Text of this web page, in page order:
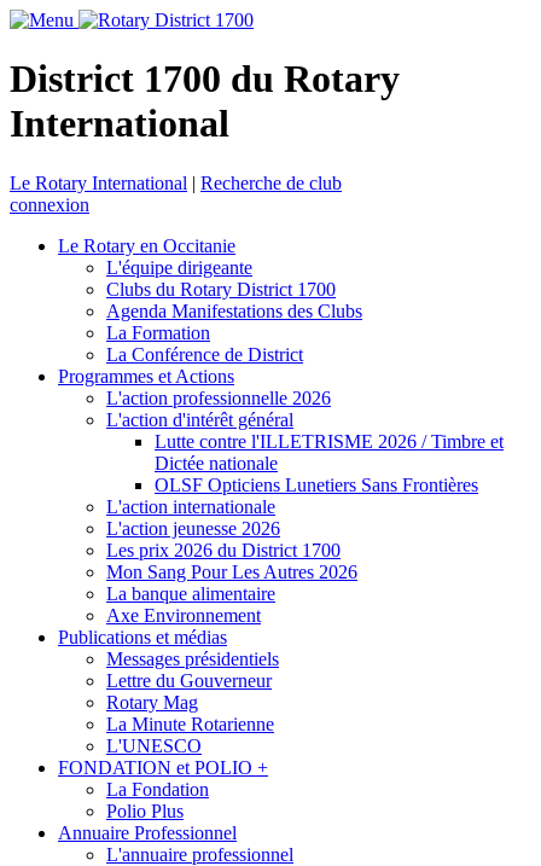
District 1700 du Rotary
International
Le Rotary International | Recherche de club
connexion
Le Rotary en Occitanie
L'équipe dirigeante
Clubs du Rotary District 1700
Agenda Manifestations des Clubs
La Formation
La Conférence de District
Programmes et Actions
L'action professionnelle 2026
L'action d'intérêt général
Lutte contre l'ILLETRISME 2026 / Timbre et
Dictée nationale
OLSF Opticiens Lunetiers Sans Frontières
L'action internationale
L'action jeunesse 2026
Les prix 2026 du District 1700
Mon Sang Pour Les Autres 2026
La banque alimentaire
Axe Environnement
Publications et médias
Messages présidentiels
Lettre du Gouverneur
Rotary Mag
La Minute Rotarienne
L'UNESCO
FONDATION et POLIO +
La Fondation
Polio Plus
Annuaire Professionnel
L'annuaire professionnel